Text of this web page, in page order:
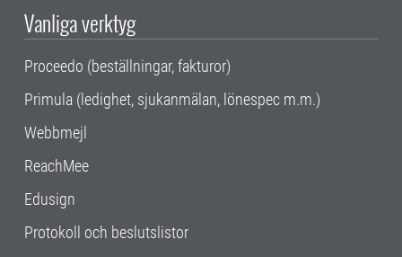
Vanliga verktyg
Proceedo (beställningar, fakturor)
Primula (ledighet, sjukanmälan, lönespec m.m.)
Webbmejl
ReachMee
Edusign
Protokoll och beslutslistor